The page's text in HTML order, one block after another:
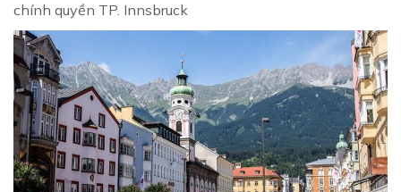
chính quyền TP. Innsbruck